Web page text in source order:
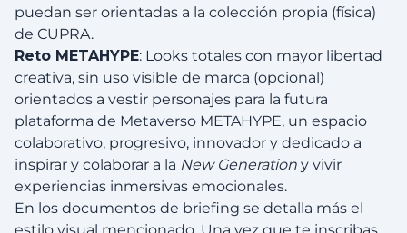
puedan ser orientadas a la colección propia (física)
de CUPRA.
Reto METAHYPE: Looks totales con mayor libertad
creativa, sin uso visible de marca (opcional)
orientados a vestir personajes para la futura
plataforma de Metaverso METAHYPE, un espacio
colaborativo, progresivo, innovador y dedicado a
inspirar y colaborar a la New Generation y vivir
experiencias inmersivas emocionales.
En los documentos de briefing se detalla más el